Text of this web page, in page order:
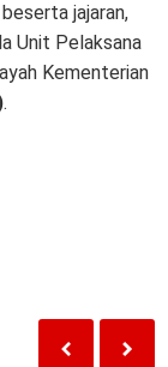
jajaran,
Unit Pelaksana
Kementerian
.